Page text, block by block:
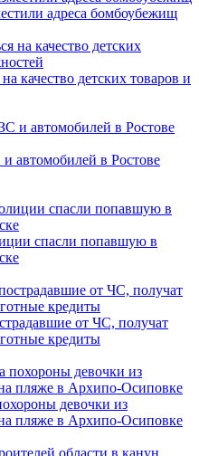
адреса бомбоубежищ
качество детских товаров и
автомобилей в Ростове
спасли попавшую в
от ЧС, получат
кредиты
девочки из
пляже в Архипо-Осиповке